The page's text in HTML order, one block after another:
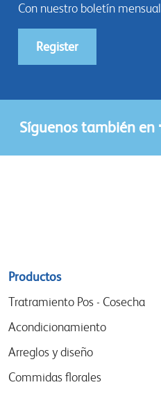
Con nuestro boletín mensual
Register
Síguenos también en
Sitemap
menu
Productos
Tratramiento Pos - Cosecha
Acondicionamiento
Arreglos y diseño
Commidas florales